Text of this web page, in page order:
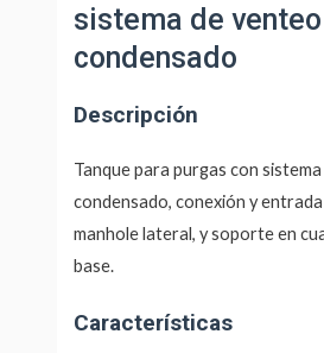
sistema de venteo
condensado
Descripción
Tanque para purgas con
condensado, conexión y entrada
manhole lateral, y soporte en
base.
Características